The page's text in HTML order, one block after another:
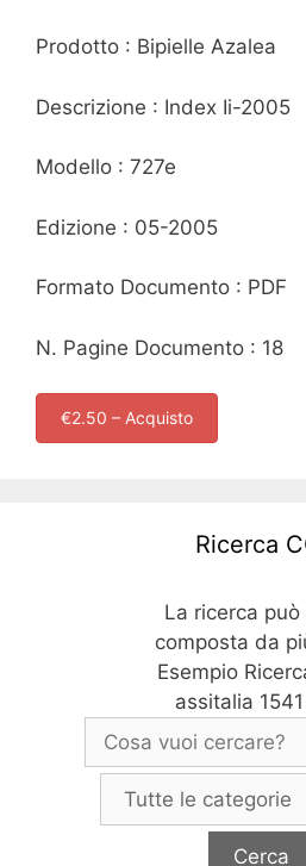
Prodotto : Bipielle Azalea
Descrizione : Index Ii-2005
Modello : 727e
Edizione : 05-2005
Formato Documento : PDF
N. Pagine Documento : 18
€2.50 – Acquisto
Ricerca
La ricerca può
composta da
Esempio
assitalia